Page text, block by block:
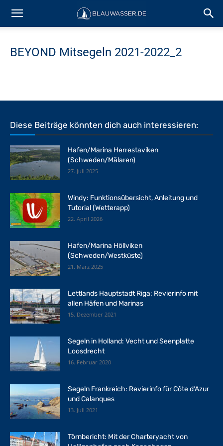
BEYOND Mitsegeln 2021-2022_2
Diese Beiträge könnten dich auch interessieren:
Hafen/Marina Herrestaviken
(Schweden/Mälaren)
27. Juli 2025
Windy: Funktionsübersicht, Anleitung und
Tutorial (Wetterapp)
22. April 2026
Hafen/Marina Höllviken
(Schweden/Westküste)
21. März 2025
Lettlands Hauptstadt Riga: Revierinfo mit
allen Häfen und Marinas
15. Dezember 2021
Segeln in Holland: Vecht und Seenplatte
Loosdrecht
16. Februar 2020
Segeln Frankreich: Revierinfo für Côte d‘Azur
und Calanques
13. Juli 2021
Törnbericht: Mit der Charteryacht von